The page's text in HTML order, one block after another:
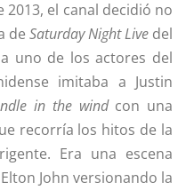
el canal decidió no
de Saturday Night Live del
uno de los actores del
imitaba a Justin
in the windcon una
recorría los hitos de la
Era una escena
John versionando la